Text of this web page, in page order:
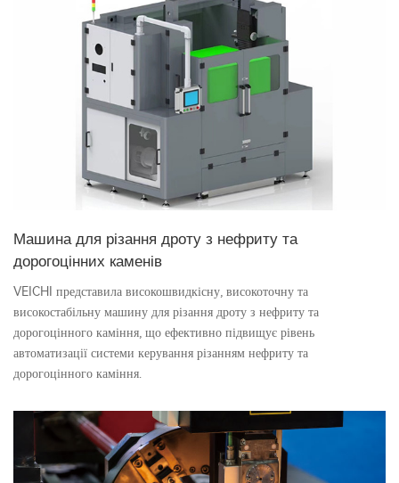
Машина для різання дроту з нефриту та
дорогоцінних каменів
VEICHI представила високошвидкісну, високоточну та
високостабільну машину для різання дроту з нефриту та
дорогоцінного каміння, що ефективно підвищує рівень
автоматизації системи керування різанням нефриту та
дорогоцінного каміння.